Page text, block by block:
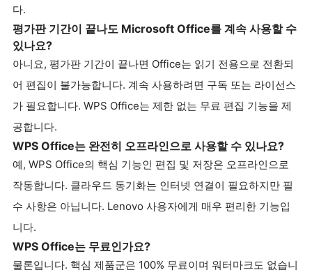
다.
평가판 기간이 끝나도 Microsoft Office를 계속 사용할 수
있나요?
아니요, 평가판 기간이 끝나면 Office는 읽기 전용으로 전환되
어 편집이 불가능합니다. 계속 사용하려면 구독 또는 라이선스
가 필요합니다. WPS Office는 제한 없는 무료 편집 기능을 제
공합니다.
WPS Office는 완전히 오프라인으로 사용할 수 있나요?
예, WPS Office의 핵심 기능인 편집 및 저장은 오프라인으로
작동합니다. 클라우드 동기화는 인터넷 연결이 필요하지만 필
수 사항은 아닙니다. Lenovo 사용자에게 매우 편리한 기능입
니다.
WPS Office는 무료인가요?
물론입니다. 핵심 제품군은 100% 무료이며 워터마크도 없습니